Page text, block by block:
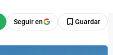
Seguir en Guardar